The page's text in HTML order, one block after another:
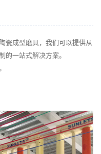
瓷成型磨具，我们可以提供从
的一站式解决方案。